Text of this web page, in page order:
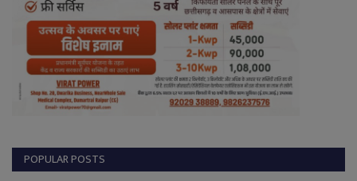
POPULAR POSTS